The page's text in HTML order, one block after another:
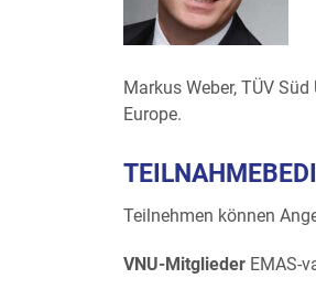
Markus Weber, TÜV
Europe.
Teilnehmen können
VNU-Mitglieder EMAS-